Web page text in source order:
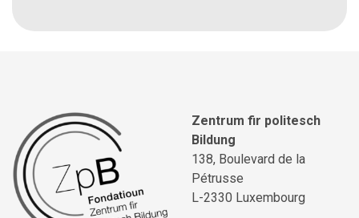
Zentrum fir politesch
Bildung
138, Boulevard de la
Pétrusse
L-2330 Luxembourg